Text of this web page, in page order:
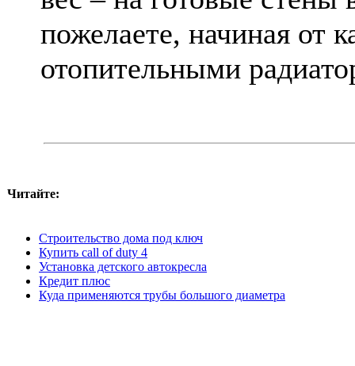
пожелаете, начиная от
отопительными
Читайте:
Строительство дома под ключ
Купить call of duty 4
Установка детского автокресла
Кредит плюс
Куда применяются трубы большого диаметра